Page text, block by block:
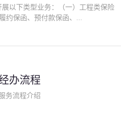
以下类型业务：（一）工程类保险
约保函、预付款保函、...
/自然灾害公众责任保险、精神病监护
险、科技保险等）；（三）传统财产
办流程
务流程介绍